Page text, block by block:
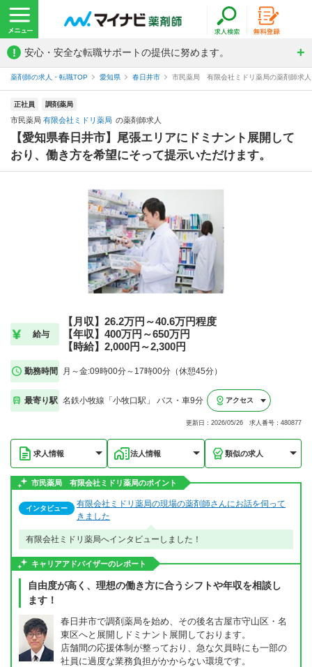
! 安心・安全な転職サポートの提供に努めます。
薬剤師の求人・転職TOP 愛知県 春日井市 市民薬局 有限会社ミドリ薬局の薬剤師求人
正社員 調剤薬局
市民薬局 有限会社ミドリ薬局 の薬剤師求人
【愛知県春日井市】尾張エリアにドミナント展開して
おり、働き方を希望にそって提示いただけます。
給与
【月収】26.2万円～40.6万円程度
【年収】400万円～650万円
【時給】2,000円～2,300円
勤務時間 月～金:09時00分～17時00分（休憩45分）
最寄り駅 名鉄小牧線「小牧口駅」 バス・車9分 アクセス
更新日：2026/05/26 求人番号：480877
求人情報 法人情報 類似の求人
市民薬局 有限会社ミドリ薬局のポイント
インタビュー
有限会社ミドリ薬局の現場の薬剤師さんにお話を伺って
きました
有限会社ミドリ薬局へインタビューしました！
キャリアアドバイザーのレポート
自由度が高く、理想の働き方に合うシフトや年収を相談し
ます！
春日井市で調剤薬局を始め、その後名古屋市守山区・名
東区へと展開しドミナント展開しております。
店舗間の応援体制が整っており、急な欠員時にも一部の
社員に過度な業務負担がかからない環境です。